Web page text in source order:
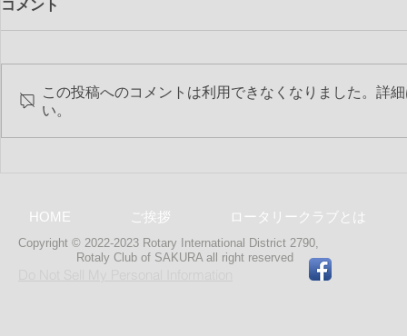
第2251回 10月第2例会
ルイさん：
この投稿へのコメントは利用できなくなりました。詳
い。
HOME ご挨拶 ロータリークラブとは
Copyright © 2022-2023 Rotary International District 2790,
Rotaly Club of SAKURA all right reserved